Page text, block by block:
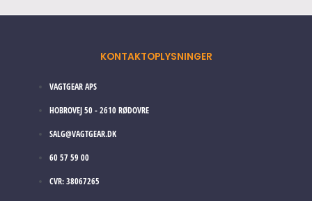
KONTAKTOPLYSNINGER
VAGTGEAR APS
HOBROVEJ 50 - 2610 RØDOVRE
SALG@VAGTGEAR.DK
60 57 59 00
CVR: 38067265